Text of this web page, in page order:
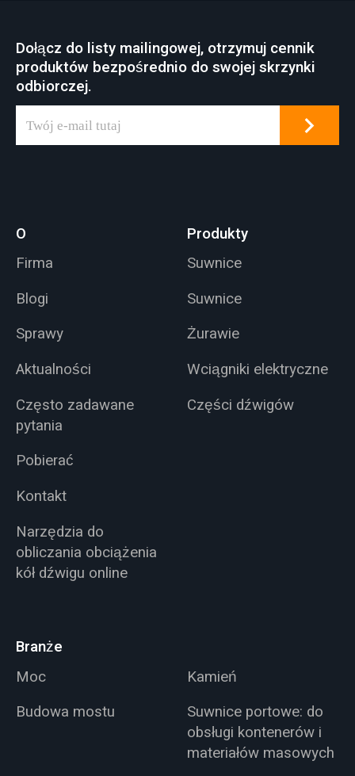
Dołącz do listy mailingowej, otrzymuj cennik
produktów bezpośrednio do swojej skrzynki
odbiorczej.
O
Firma
Blogi
Sprawy
Aktualności
Często zadawane
pytania
Pobierać
Kontakt
Narzędzia do
obliczania obciążenia
kół dźwigu online
Produkty
Suwnice
Suwnice
Żurawie
Wciągniki elektryczne
Części dźwigów
Branże
Moc
Kamień
Budowa mostu
Suwnice portowe: do
obsługi kontenerów i
materiałów masowych